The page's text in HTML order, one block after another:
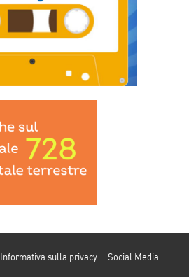
Informativa sulla privacy
Social Media